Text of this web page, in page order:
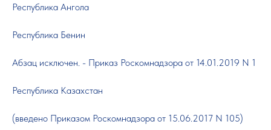
Республика Ангола
Республика Бенин
Абзац исключен. - Приказ Роскомнадзора от 14.01.2019 N 1
Республика Казахстан
(введено Приказом Роскомнадзора от 15.06.2017 N 105)